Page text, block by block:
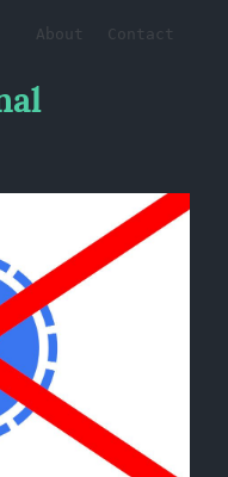
About Contact